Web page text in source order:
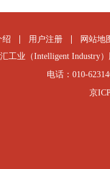
绍 用户注册 网站地
工业（Intelligent Industry
电话：010-
京